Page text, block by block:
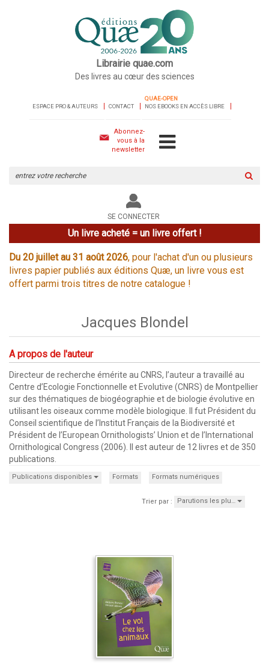
Librairie quae.com
Des livres au cœur des sciences
ESPACE PRO & AUTEURS CONTACT
QUAE-OPEN
NOS EBOOKS EN ACCÈS LIBRE
Abonnez-
vous à la
newsletter
le
site
SE CONNECTER
Un livre acheté = un livre offert !
Du 20 juillet au 31 août 2026, pour l'achat d'un ou plusieurs
livres papier publiés aux éditions Quæ, un livre vous est
offert parmi trois titres de notre catalogue !
Jacques Blondel
A propos de l'auteur
Directeur de recherche émérite au CNRS, l’auteur a travaillé au
Centre d’Ecologie Fonctionnelle et Evolutive (CNRS) de Montpellier
sur des thématiques de biogéographie et de biologie évolutive en
utilisant les oiseaux comme modèle biologique. Il fut Président du
Conseil scientifique de l’Institut Français de la Biodiversité et
Président de l’European Ornithologists’ Union et de l’International
Ornithological Congress (2006). Il est auteur de 12 livres et de 350
publications.
Publications disponibles Formats Formats numériques
Trier par : Parutions les plu…